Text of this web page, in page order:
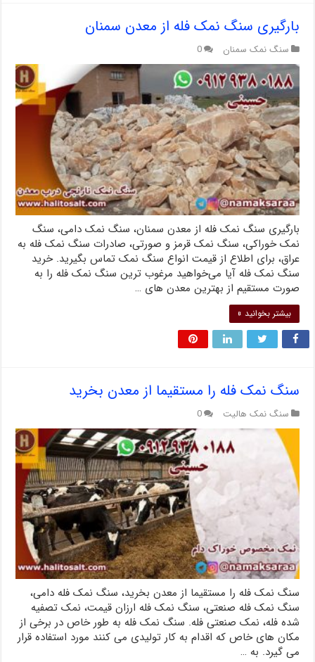
بارگیری سنگ نمک فله از معدن سمنان
سنگ نمک سمنان 0
بارگیری سنگ نمک فله از معدن سمنان، سنگ نمک دامی، سنگ
نمک خوراکی، سنگ نمک قرمز و صورتی، صادرات سنگ نمک فله به
عراق، برای اطلاع از قیمت انواع سنگ نمک تماس بگیرید. خرید
سنگ نمک فله آیا می‌خواهید مرغوب ترین سنگ نمک فله را به
صورت مستقیم از بهترین معدن های …
بیشتر بخوانید »
سنگ نمک فله را مستقیما از معدن بخرید
سنگ نمک هالیت 0
سنگ نمک فله را مستقیما از معدن بخرید، سنگ نمک فله دامی،
سنگ نمک فله صنعتی، سنگ نمک فله ارزان قیمت، نمک تصفیه
شده فله، نمک صنعتی فله. سنگ نمک فله به طور خاص در برخی از
مکان های خاص که اقدام به کار تولیدی می کنند مورد استفاده قرار
می گیرد. به …